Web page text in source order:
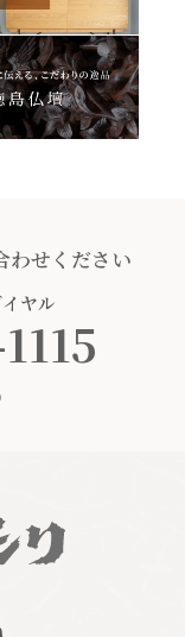
わせください
ヤル